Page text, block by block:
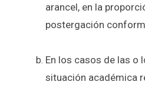
arancel, en la
postergación
En los casos de las o
situación académica